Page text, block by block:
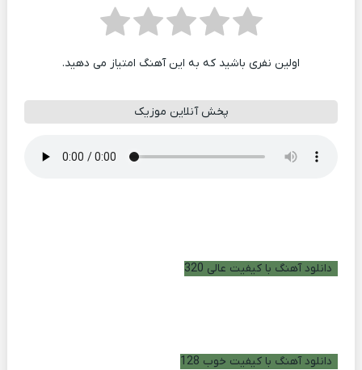
اولین نفری باشید که به این آهنگ امتیاز می دهید.
پخش آنلاین موزیک
دانلود آهنگ با کیفیت عالی 320
دانلود آهنگ با کیفیت خوب 128